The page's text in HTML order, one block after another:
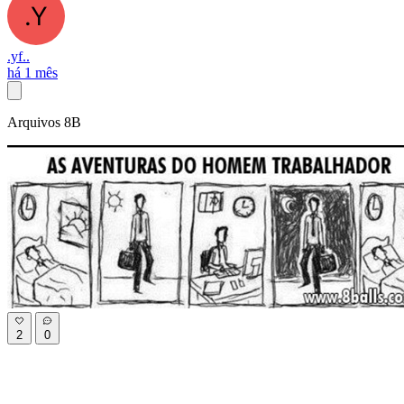
.yf..
há 1 mês
Arquivos 8B
2 0